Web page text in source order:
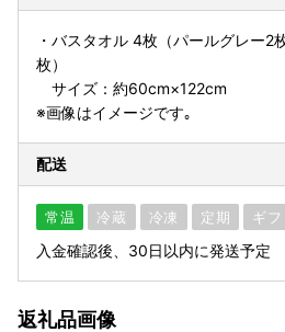
・バスタオル 4枚（パールグレー2
枚）
サイズ：約60cm×122cm
※画像はイメージです｡
配送
常温 冷蔵 冷凍 定期 ギフ
入金確認後、30日以内に発送予定
返礼品画像